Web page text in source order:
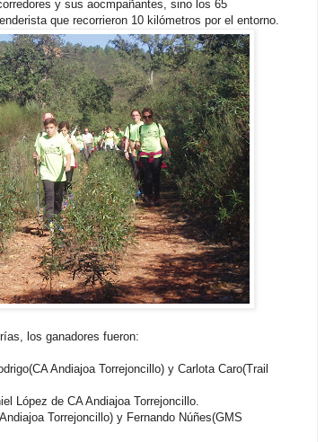
y sus aocmpañantes, sino los 65
que recorrieron 10 kilómetros por el entorno.
los ganadores fueron:
Andiajoa Torrejoncillo) y Carlota Caro(Trail
López de CA Andiajoa Torrejoncillo.
Torrejoncillo) y Fernando Núñes(GMS